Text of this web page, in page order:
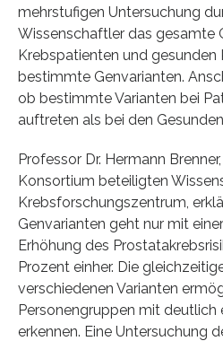
mehrstufigen Untersuchung
Wissenschaftler das gesamte
Krebspatienten und
bestimmte Genvarianten.
ob bestimmte Varianten bei
auftreten als bei den
Professor Dr. Hermann
Konsortium beteiligten
Krebsforschungszentrum,
Genvarianten geht nur mit
Erhöhung des
Prozent einher. Die
verschiedenen Varianten
Personengruppen mit deutlich
erkennen. Eine Untersuchung